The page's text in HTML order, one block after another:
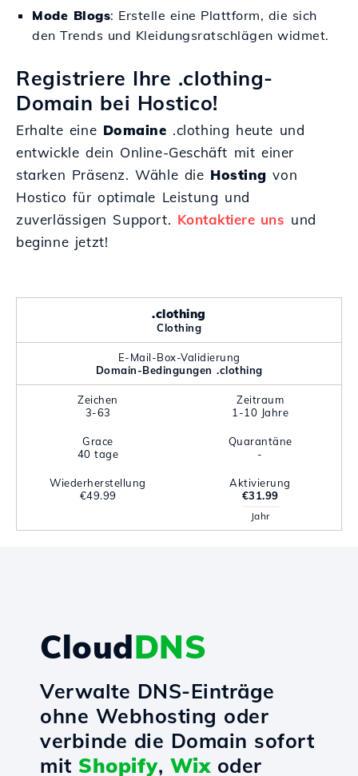
Mode Blogs: Erstelle eine Plattform, die sich
den Trends und Kleidungsratschlägen widmet.
Registriere Ihre .clothing-
Domain bei Hostico!
Erhalte eine Domaine .clothing heute und
entwickle dein Online-Geschäft mit einer
starken Präsenz. Wähle die Hosting von
Hostico für optimale Leistung und
zuverlässigen Support. Kontaktiere uns und
beginne jetzt!
.clothing
Clothing
E-Mail-Box-Validierung
Domain-Bedingungen .clothing
Zeichen
3-63
Zeitraum
1-10 Jahre
Grace
40 tage
Quarantäne
-
Wiederherstellung
€49.99
Aktivierung
€31.99
Jahr
CloudDNS
Verwalte DNS-Einträge
ohne Webhosting oder
verbinde die Domain sofort
mit Shopify, Wixoder